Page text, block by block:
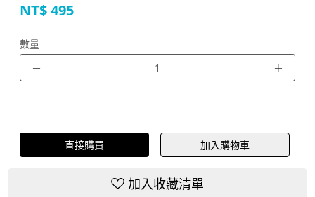
NT$495
數量
－
＋
直接購買 加入購物車
加入收藏清單